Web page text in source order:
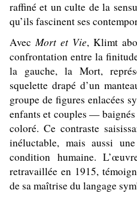
raffiné et un culte de la
qu’ils fascinent ses
AvecMort et Vie, Klimt
confrontation entre la
la gauche, la Mort,
squelette drapé d’un
groupe de figures enlacées
enfants et couples —
coloré. Ce contraste
inéluctable, mais aussi
condition humaine.
retravaillée en 1915,
de sa maîtrise du langage